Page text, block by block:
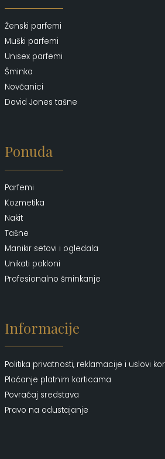
Ženski parfemi
Muški parfemi
Unisex parfemi
Šminka
Novčanici
David Jones tašne
Ponuda
Parfemi
Kozmetika
Nakit
Tašne
Manikir setovi i ogledala
Unikati pokloni
Profesionalno šminkanje
Informacije
Politika privatnosti, reklamacije i uslovi
Plaćanje platnim karticama
Povraćaj sredstava
Pravo na odustajanje